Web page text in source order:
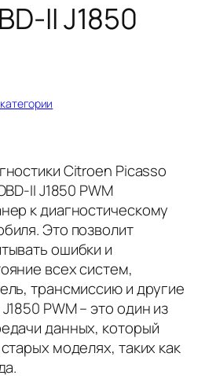
II J1850
Citroen Picasso
II J1850 PWM
к диагностическому
Это позволит
ошибки и
всех систем,
трансмиссию и другие
PWM – это один из
данных, который
моделях, таких как